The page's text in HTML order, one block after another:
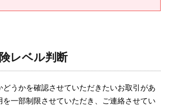
レベル判断
どうかを確認させていただきたいお取引があ
一部制限させていただき、ご連絡させてい